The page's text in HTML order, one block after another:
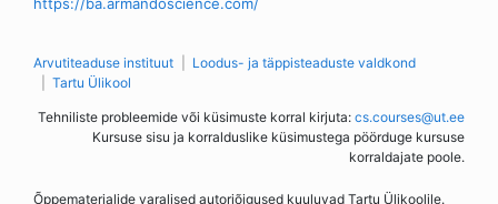
Arvutiteaduse instituut
Loodus- ja täppisteaduste valdkond
Tartu Ülikool
Tehniliste probleemide või küsimuste korral kirjuta: cs.courses@ut.ee
Kursuse sisu ja korralduslike küsimustega pöörduge kursuse
korraldajate poole.
Õppematerjalide varalised autoriõigused kuuluvad Tartu Ülikoolile.